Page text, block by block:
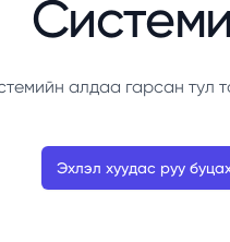
алдаа гарсан тул
Эхлэл хуудас руу